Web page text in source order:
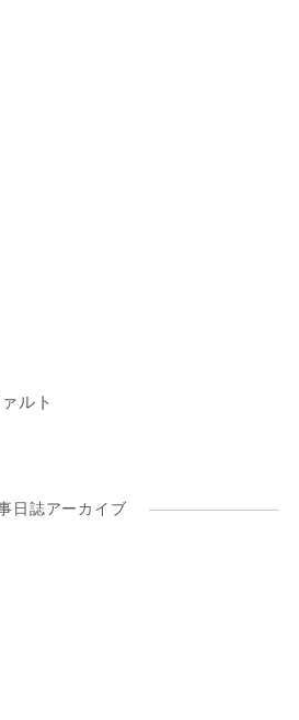
ルト
日誌アーカイブ